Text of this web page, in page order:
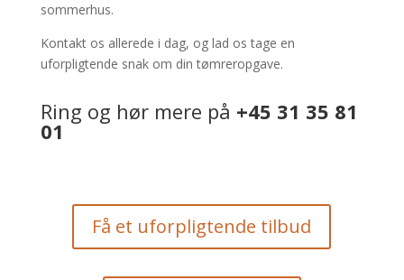
sommerhus.
Kontakt os allerede i dag, og lad os tage en
uforpligtende snak om din tømreropgave.
Ring og hør mere på +45 31 35 81
01
Få et uforpligtende tilbud